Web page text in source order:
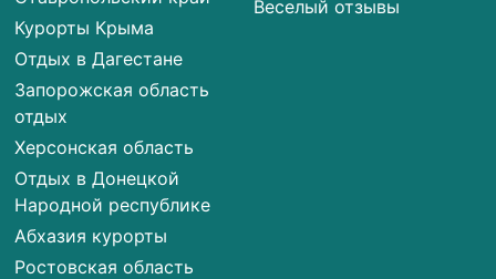
Курорты Крыма
Отдых в Дагестане
Запорожская область
отдых
Херсонская область
Отдых в Донецкой
Народной республике
Абхазия курорты
Ростовская область
Веселый отзывы